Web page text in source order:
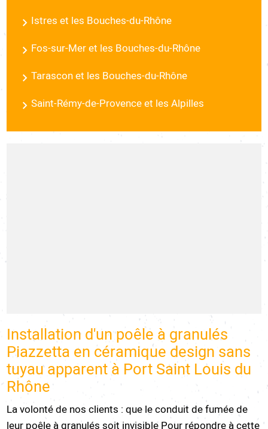
Istres et les Bouches-du-Rhône
Fos-sur-Mer et les Bouches-du-Rhône
Tarascon et les Bouches-du-Rhône
Saint-Rémy-de-Provence et les Alpilles
Installation d'un poêle à granulés
Piazzetta en céramique design sans
tuyau apparent à Port Saint Louis du
Rhône
La volonté de nos clients : que le conduit de fumée de
leur poêle à granulés soit invisible Pour répondre à cette